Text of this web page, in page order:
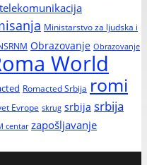
Ministarstvo za ljudska i
Obrazovanje Obrazovanje
World
Romacted Srbija romi
Evrope skrug srbija srbija
centar zapošljavanje